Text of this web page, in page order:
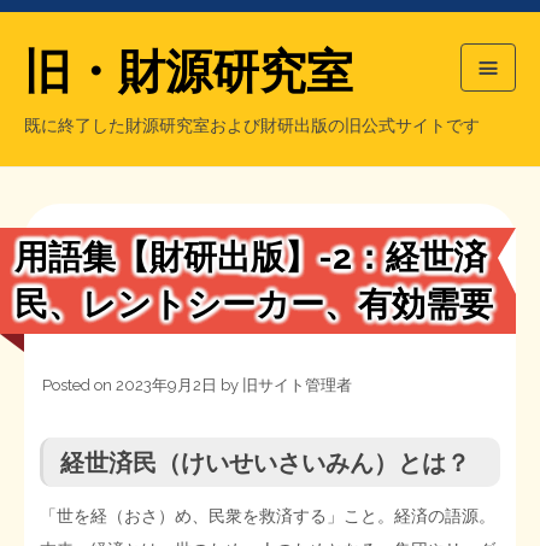
シン財源はあなたです／合同誌／旧・サブカル分室
日本経済を解説するヤンキー／MIHANAマンガ／旧・財研出版
もっと知りたい方へ
マネクリ戦士 RED & BLACK
MMTの学習資料
旧・財源研究室
既に終了した財源研究室および財研出版の旧公式サイトです
会計報告
会計報告
用語集【財研出版】-2：経世済
民、レントシーカー、有効需要
Posted on 2023年9月2日 by 旧サイト管理者
経世済民（けいせいさいみん）とは？
「世を経（おさ）め、民衆を救済する」こと。経済の語源。